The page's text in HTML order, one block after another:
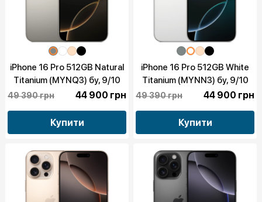
iPhone 16 Pro 512GB Natural
Titanium (MYNQ3) бу, 9/10
49 390 грн 44 900 грн
Купити
iPhone 16 Pro 512GB White
Titanium (MYNN3) бу, 9/10
49 390 грн 44 900 грн
Купити